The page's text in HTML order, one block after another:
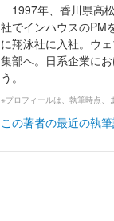
1997年、香川県高
社でインハウスのPM
に翔泳社に入社。ウ
集部へ。日系企業に
う。
※プロフィールは、執筆時点、
この著者の最近の執